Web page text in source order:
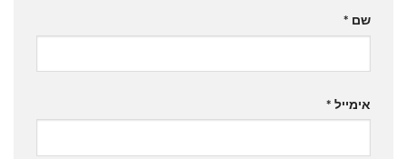
שם *
אימייל *